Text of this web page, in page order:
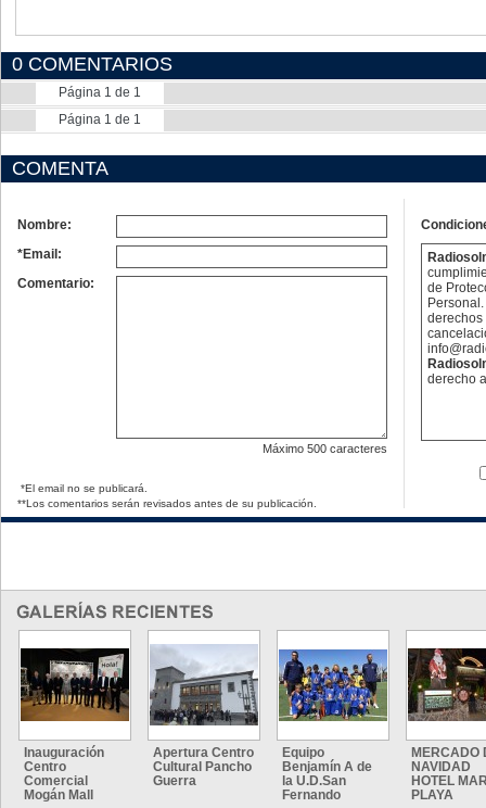
0 COMENTARIOS
Página 1 de 1
Página 1 de 1
COMENTA
Nombre:
*Email:
Comentario:
Máximo 500 caracteres
*El email no se publicará.
**Los comentarios serán revisados antes de su publicación.
de
derechos
derecho
Inauguración
Centro
Comercial
Mogán Mall
Apertura Centro
Cultural Pancho
Guerra
Equipo
Benjamín A de
la U.D.San
Fernando
MERCADO
NAVIDAD
HOTEL
PLAYA